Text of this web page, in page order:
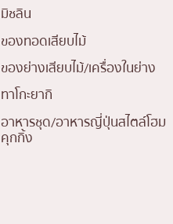
มิชลิน
ของทอดเสียบไม้
ของย่างเสียบไม้/เครื่องในย่าง
ทาโกะยากิ
อาหารชุด/อาหารญี่ปุ่นสไตล์โฮม
คุกกิ้ง